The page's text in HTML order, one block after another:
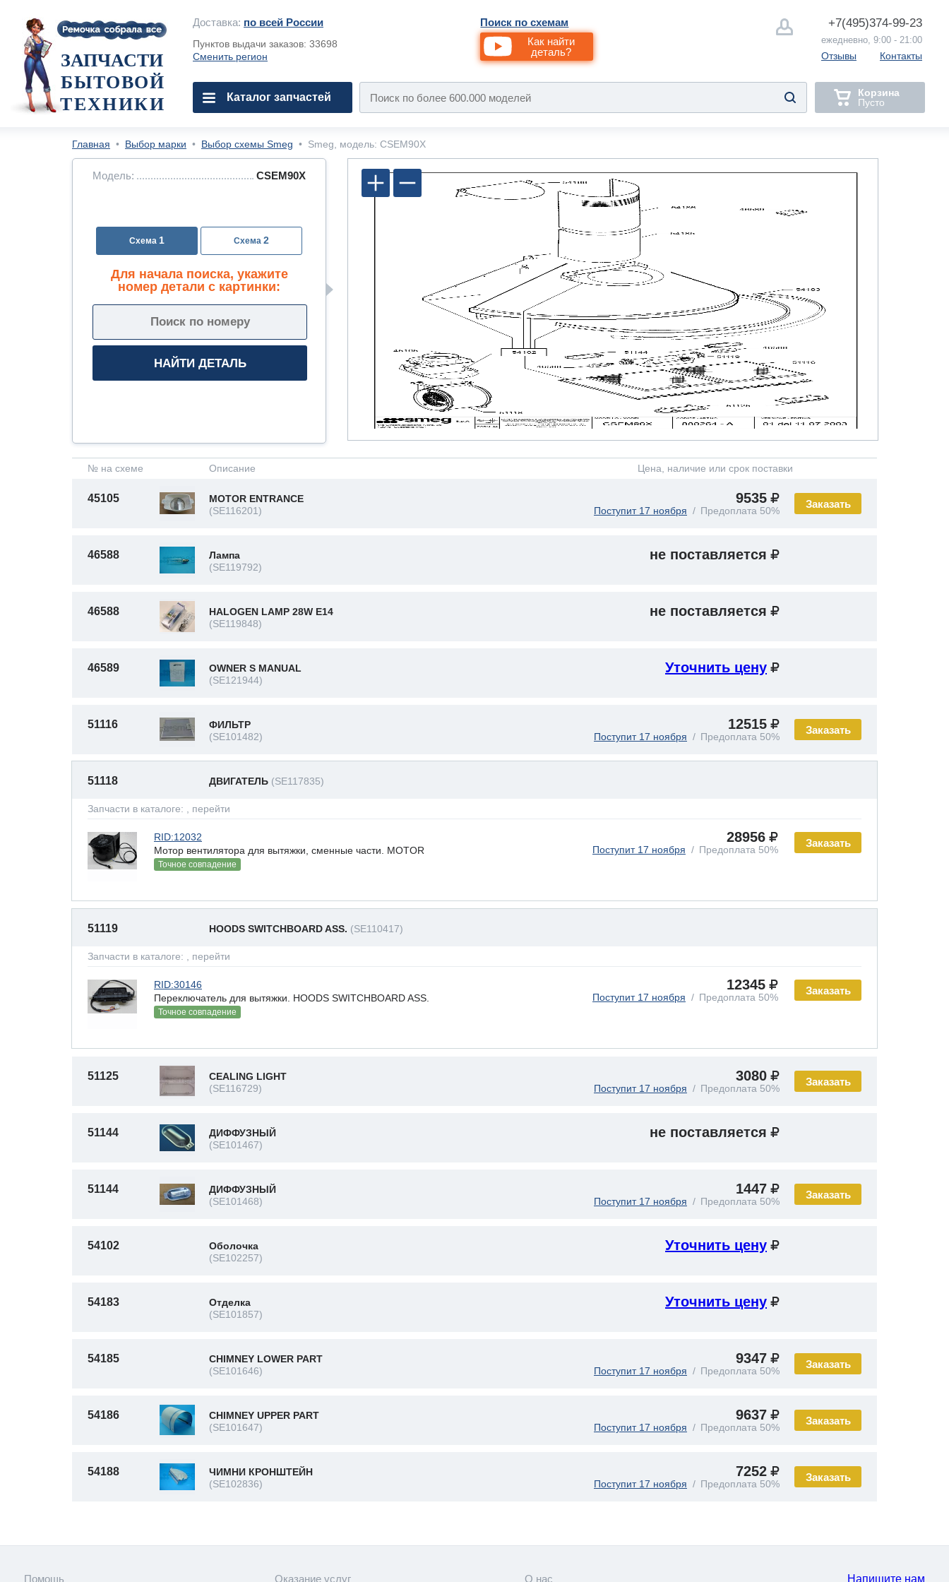
Доставка: по всей России
Пунктов выдачи заказов: 33698
Сменить регион
Поиск по схемам
Как найти
деталь?
+7(495)374-99-23
ежедневно, 9:00 - 21:00
Отзывы Контакты
ЗАПЧАСТИ
БЫТОВОЙ
ТЕХНИКИ
Каталог запчастей
Корзина
Пусто
Главная • Выбор марки • Выбор схемы Smeg • Smeg, модель: CSEM90X
Модель: CSEM90X
1 2
Для начала поиска, укажите
номер детали с картинки:
№ на схеме Описание Цена, наличие или срок поставки
Заказать
45105
MOTOR ENTRANCE
(SE116201)
9535
Поступит 17 ноября Предоплата 50%
46588
Лампа
(SE119792)
не поставляется
46588
HALOGEN LAMP 28W E14
(SE119848)
не поставляется
46589
OWNER S MANUAL
(SE121944)
Уточнить цену
Заказать
51116
ФИЛЬТР
(SE101482)
12515
Поступит 17 ноября Предоплата 50%
51118 ДВИГАТЕЛЬ (SE117835)
Запчасти в каталоге: , перейти
Заказать
RID:12032
Мотор вентилятора для вытяжки, сменные части. MOTOR
Точное совпадение
28956
Поступит 17 ноября Предоплата 50%
51119 HOODS SWITCHBOARD ASS. (SE110417)
Запчасти в каталоге: , перейти
Заказать
RID:30146
Переключатель для вытяжки. HOODS SWITCHBOARD ASS.
Точное совпадение
12345
Поступит 17 ноября Предоплата 50%
Заказать
51125
CEALING LIGHT
(SE116729)
3080
Поступит 17 ноября Предоплата 50%
51144
ДИФФУЗНЫЙ
(SE101467)
не поставляется
Заказать
51144
ДИФФУЗНЫЙ
(SE101468)
1447
Поступит 17 ноября Предоплата 50%
54102
Оболочка
(SE102257)
Уточнить цену
54183
Отделка
(SE101857)
Уточнить цену
Заказать
54185
CHIMNEY LOWER PART
(SE101646)
9347
Поступит 17 ноября Предоплата 50%
Заказать
54186
CHIMNEY UPPER PART
(SE101647)
9637
Поступит 17 ноября Предоплата 50%
Заказать
54188
ЧИМНИ КРОНШТЕЙН
(SE102836)
7252
Поступит 17 ноября Предоплата 50%
Напишите нам
Помощь Оказание услуг О нас